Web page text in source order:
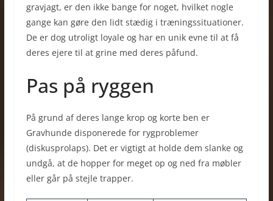
gravjagt, er den ikke bange for noget, hvilket nogle
gange kan gøre den lidt stædig i træningssituationer.
De er dog utroligt loyale og har en unik evne til at få
deres ejere til at grine med deres påfund.
Pas på ryggen
På grund af deres lange krop og korte ben er
Gravhunde disponerede for rygproblemer
(diskusprolaps). Det er vigtigt at holde dem slanke og
undgå, at de hopper for meget op og ned fra møbler
eller går på stejle trapper.